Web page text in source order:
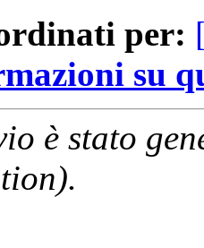
per:
su
è stato